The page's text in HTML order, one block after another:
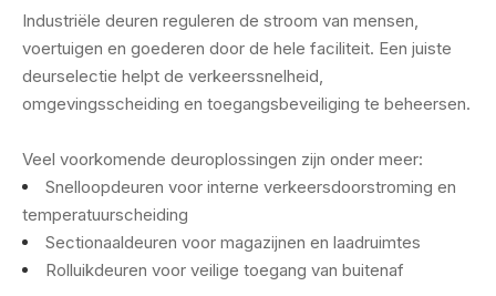
Industriële deuren reguleren de stroom van mensen,
voertuigen en goederen door de hele faciliteit. Een juiste
deurselectie helpt de verkeerssnelheid,
omgevingsscheiding en toegangsbeveiliging te beheersen.
Veel voorkomende deuroplossingen zijn onder meer:
Snelloopdeuren voor interne verkeersdoorstroming en
temperatuurscheiding
Sectionaaldeuren voor magazijnen en laadruimtes
Rolluikdeuren voor veilige toegang van buitenaf